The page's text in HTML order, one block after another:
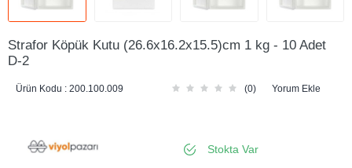
Strafor Köpük Kutu (26.6x16.2x15.5)cm 1 kg - 10 Adet
D-2
Ürün Kodu : 200.100.009 (0) Yorum Ekle
Stokta Var